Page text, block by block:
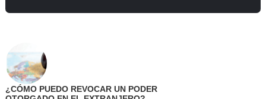
¿CÓMO PUEDO REVOCAR UN PODER